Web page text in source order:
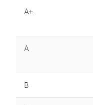
A+
A
B